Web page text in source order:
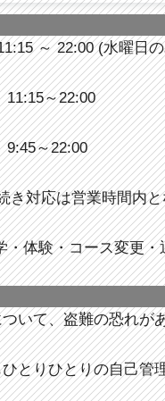
～ 22:00 (水曜日
11:15～22:00
9:45～22:00
き対応は営業時間内
・体験・コース変更・
いて、盗難の恐れが
とりひとりの自己管